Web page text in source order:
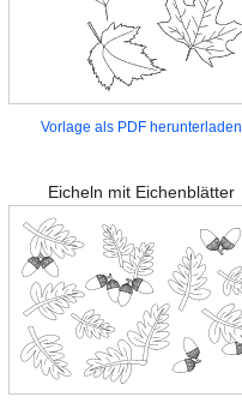
Vorlage als PDF herunterladen
Eicheln mit Eichenblätter